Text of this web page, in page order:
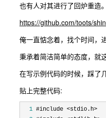
也有人对其进行了回炉重造。
https://github.com/toots/
俺一直惦念着，找个时间，
秉承着简洁简单的态度，就
在写示例代码的时候，踩了
贴上完整代码:
  1